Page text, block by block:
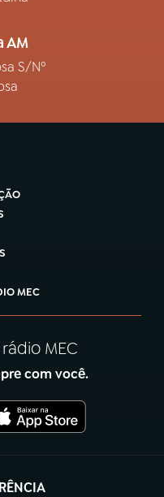
AM
S/Nº
MEC
MEC
com você.
em nova aba)